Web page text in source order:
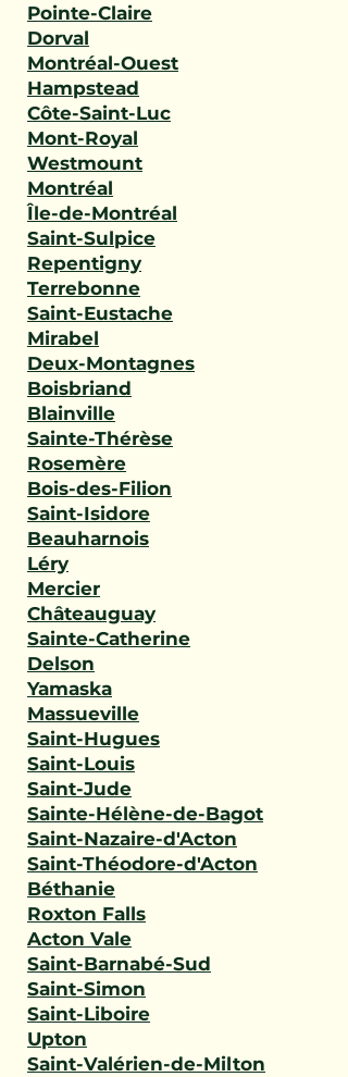
Pointe-Claire
Dorval
Montréal-Ouest
Hampstead
Côte-Saint-Luc
Mont-Royal
Westmount
Montréal
Île-de-Montréal
Saint-Sulpice
Repentigny
Terrebonne
Saint-Eustache
Mirabel
Deux-Montagnes
Boisbriand
Blainville
Sainte-Thérèse
Rosemère
Bois-des-Filion
Saint-Isidore
Beauharnois
Léry
Mercier
Châteauguay
Sainte-Catherine
Delson
Yamaska
Massueville
Saint-Hugues
Saint-Louis
Saint-Jude
Sainte-Hélène-de-Bagot
Saint-Nazaire-d'Acton
Saint-Théodore-d'Acton
Béthanie
Roxton Falls
Acton Vale
Saint-Barnabé-Sud
Saint-Simon
Saint-Liboire
Upton
Saint-Valérien-de-Milton